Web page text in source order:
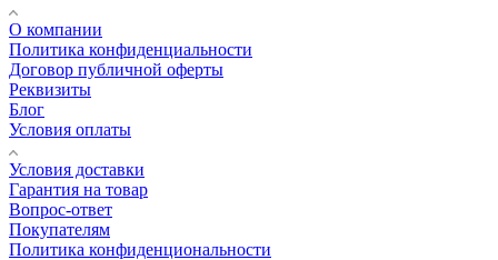
О компании
Политика конфиденциальности
Договор публичной оферты
Реквизиты
Блог
Условия оплаты
Условия доставки
Гарантия на товар
Вопрос-ответ
Покупателям
Политика конфиденциональности